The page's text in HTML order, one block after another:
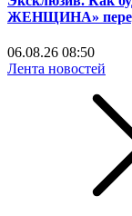
ЖЕНЩИНА» перед
06.08.26 08:50
Лента новостей